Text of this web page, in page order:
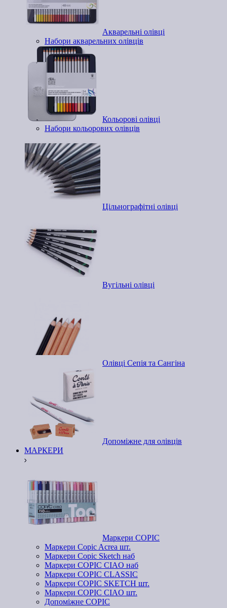
Акварельні олівці
Набори акварельних олівців
Кольорові олівці
Набори кольорових олівців
Цільнографітні олівці
Вугільні олівці
Олівці Сепія та Сангіна
Допоміжне для олівців
МАРКЕРИ
Маркери COPIC
Маркери Copic Acrea шт.
Маркери Copic Sketch наб
Маркери COPIC CIAO наб
Маркери COPIC CLASSIC
Маркери COPIC SKETCH шт.
Маркери COPIC CIAO шт.
Допоміжне COPIC